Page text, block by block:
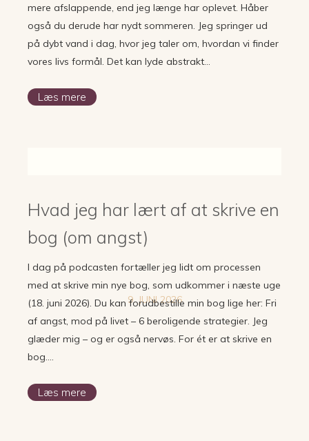
mere afslappende, end jeg længe har oplevet. Håber
også du derude har nydt sommeren. Jeg springer ud
på dybt vand i dag, hvor jeg taler om, hvordan vi finder
vores livs formål. Det kan lyde abstrakt…
Læs mere
Hvad jeg har lært af at skrive en
bog (om angst)
9. JUNI 2026
I dag på podcasten fortæller jeg lidt om processen
med at skrive min nye bog, som udkommer i næste uge
(18. juni 2026). Du kan forudbestille min bog lige her: Fri
af angst, mod på livet – 6 beroligende strategier. Jeg
glæder mig – og er også nervøs. For ét er at skrive en
bog….
Læs mere